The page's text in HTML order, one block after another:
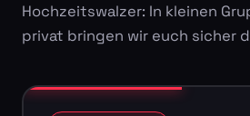
Hochzeitswalzer: In kleinen
privat bringen wir euch sicher